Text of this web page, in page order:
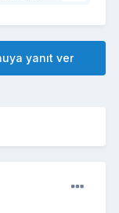
yanıt ver